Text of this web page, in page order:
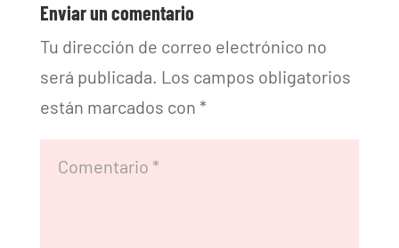
Enviar un comentario
Tu dirección de correo electrónico no
será publicada. Los campos obligatorios
están marcados con *